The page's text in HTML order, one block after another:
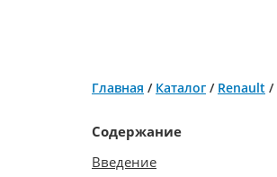
Главная / Каталог / Renault /
Содержание
Введение